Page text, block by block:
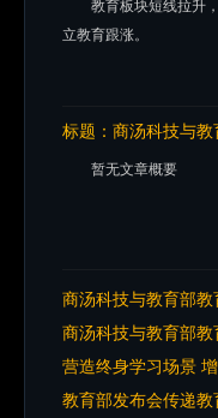
教育板块短线拉升
立教育跟涨。
标题： 商汤科技与
暂无文章概要
商汤科技与教育部
商汤科技与教育部
营造终身学习场景
教育部发布会传递